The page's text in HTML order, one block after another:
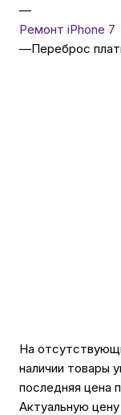
—
Ремонт iPhone 7
—Переброс
На
наличии товары
последняя цена
Актуальную